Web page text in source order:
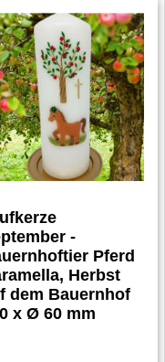
-
Pferd
Herbst
dem Bauernhof
x Ø 60 mm